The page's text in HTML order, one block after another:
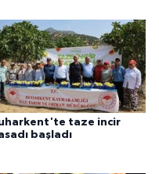
taze incir
başladı